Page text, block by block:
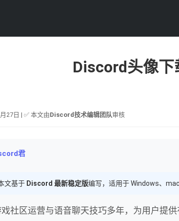
Discord头像
27日 | ✅ 本文由Discord技术编辑团队审核
君
文基于 Discord 最新稳定版编写，适用于 Windows、
社区运营与语音聊天技巧多年，为用户提供